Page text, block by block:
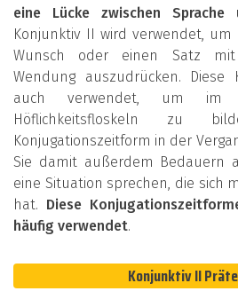
eine Lücke zwischen Sprache
Konjunktiv II wird verwendet, um
Wunsch oder einen Satz mit
Wendung auszudrücken. Diese
auch verwendet, um im
Höflichkeitsfloskeln zu
Konjugationszeitform in der
Sie damit außerdem Bedauern
eine Situation sprechen, die sich
hat. Diese
häufig verwendet.
Konjunktiv II